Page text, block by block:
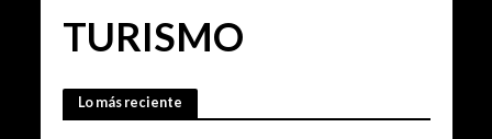
TURISMO
Lo más reciente